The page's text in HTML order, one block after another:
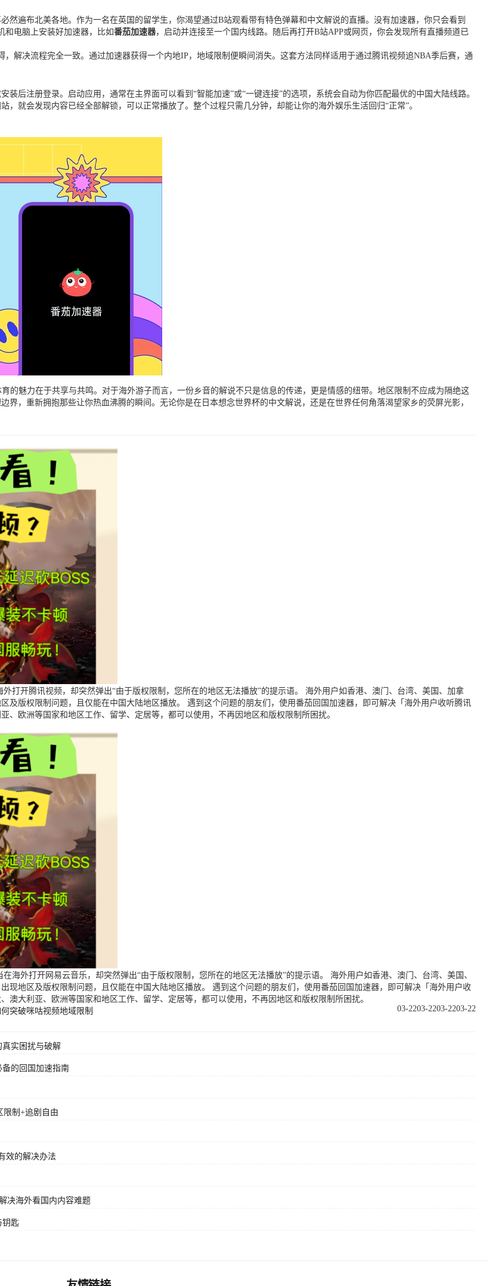
然遍布北美各地。作为一名在英国的留学生，你渴望通过B站观看带有特色弹幕和中文解说的直播。没有加速器，你只会看到
和电脑上安装好加速器，比如番茄加速器，启动并连接至一个国内线路。随后再打开B站APP或网页，你会发现所有直播频道已
，解决流程完全一致。通过加速器获得一个内地IP，地域限制便瞬间消失。这套方法同样适用于通过腾讯视频追NBA季后赛，通
后注册登录。启动应用，通常在主界面可以看到“智能加速”或“一键连接”的选项，系统会自动为你匹配最优的中国大陆线路。
就会发现内容已经全部解锁，可以正常播放了。整个过程只需几分钟，却能让你的海外娱乐生活回归“正常”。
的魅力在于共享与共鸣。对于海外游子而言，一份乡音的解说不只是信息的传递，更是情感的纽带。地区限制不应成为隔绝这
，重新拥抱那些让你热血沸腾的瞬间。无论你是在日本想念世界杯的中文解说，还是在世界任何角落渴望家乡的荧屏光影，
打开腾讯视频，却突然弹出“由于版权限制，您所在的地区无法播放”的提示语。 海外用户如香港、澳门、台湾、美国、加拿
及版权限制问题，且仅能在中国大陆地区播放。 遇到这个问题的朋友们，使用番茄回国加速器，即可解决「海外用户收听腾讯
欧洲等国家和地区工作、留学、定居等，都可以使用，不再因地区和版权限制所困扰。
海外打开网易云音乐，却突然弹出“由于版权限制，您所在的地区无法播放”的提示语。 海外用户如香港、澳门、台湾、美国、
现地区及版权限制问题，且仅能在中国大陆地区播放。 遇到这个问题的朋友们，使用番茄回国加速器，即可解决「海外用户收
大利亚、欧洲等国家和地区工作、留学、定居等，都可以使用，不再因地区和版权限制所困扰。
03-22
03-22
03-22
突破咪咕视频地域限制 03-22
实困扰与破解
的回国加速指南
限制+追剧自由
效的解决办法
决海外看国内内容难题
钥匙